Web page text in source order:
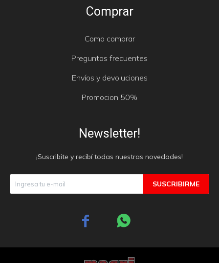
Comprar
Como comprar
Preguntas frecuentes
Envíos y devoluciones
Promocion 50%
Newsletter!
¡Suscribite y recibí todas nuestras novedades!
SUSCRIBIRME
 